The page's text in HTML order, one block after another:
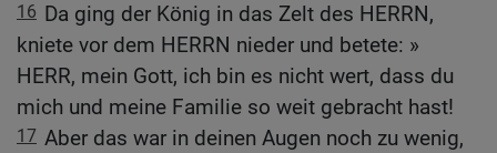
16 Da ging der König in das Zelt des HERRN,
kniete vor dem HERRN nieder und betete: »
HERR, mein Gott, ich bin es nicht wert, dass du
mich und meine Familie so weit gebracht hast!
17 Aber das war in deinen Augen noch zu wenig,